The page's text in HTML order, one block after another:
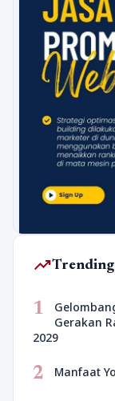
trending_up
1
Gerakan
2029
2 Manfaat